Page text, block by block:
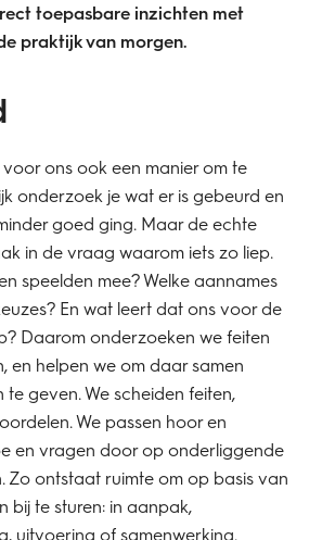
toepasbare inzichten met
praktijk van morgen.
ons ook een manier om te
onderzoek je wat er is gebeurd en
goed ging. Maar de echte
in de vraag waarom iets zo liep.
speelden mee? Welke aannames
En wat leert dat ons voor de
Daarom onderzoeken we feiten
en helpen we om daar samen
te geven. We scheiden feiten,
We passen hoor en
en vragen door op onderliggende
Zo ontstaat ruimte om op basis van
bij te sturen: in aanpak,
uitvoering of samenwerking.